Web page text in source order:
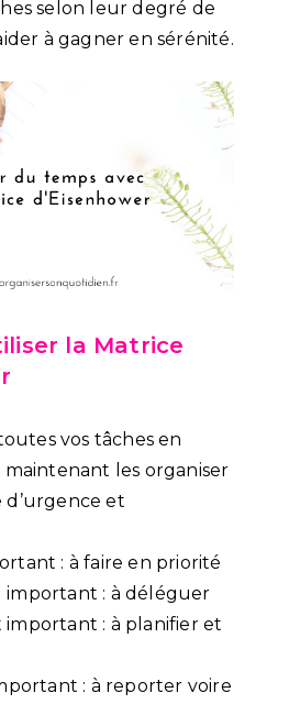
selon leur degré de
à gagner en sérénité.
la Matrice
vos tâches en
maintenant les organiser
et
: à faire en priorité
: à déléguer
: à planifier et
: à reporter voire